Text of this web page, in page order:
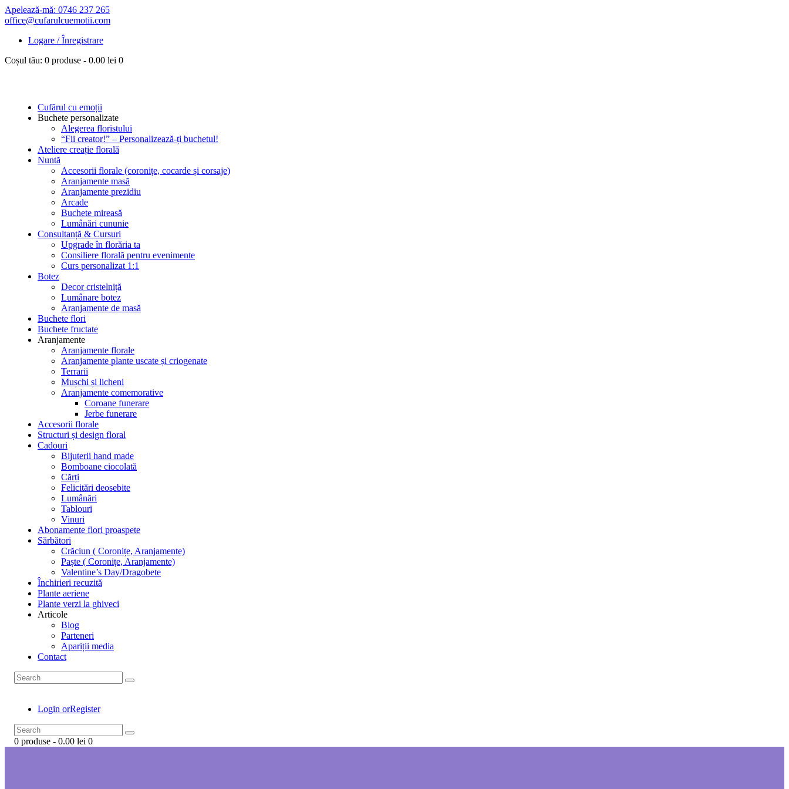
Apelează-mă: 0746 237 265
office@cufarulcuemotii.com
Logare / Înregistrare
Coșul tău: 0 produse - 0.00 lei 0
Cufărul cu emoții
Buchete personalizate
Alegerea floristului
“Fii creator!” – Personalizează-ți buchetul!
Ateliere creație florală
Nuntă
Accesorii florale (coronițe, cocarde și corsaje)
Aranjamente masă
Aranjamente prezidiu
Arcade
Buchete mireasă
Lumânări cununie
Consultanță & Cursuri
Upgrade în florăria ta
Consiliere florală pentru evenimente
Curs personalizat 1:1
Botez
Decor cristelniță
Lumânare botez
Aranjamente de masă
Buchete flori
Buchete fructate
Aranjamente
Aranjamente florale
Aranjamente plante uscate și criogenate
Terrarii
Mușchi și licheni
Aranjamente comemorative
Coroane funerare
Jerbe funerare
Accesorii florale
Structuri și design floral
Cadouri
Bijuterii hand made
Bomboane ciocolată
Cărți
Felicitări deosebite
Lumânări
Tablouri
Vinuri
Abonamente flori proaspete
Sărbători
Crăciun ( Coronițe, Aranjamente)
Paște ( Coronițe, Aranjamente)
Valentine’s Day/Dragobete
Închirieri recuzită
Plante aeriene
Plante verzi la ghiveci
Articole
Blog
Parteneri
Apariții media
Contact
Login orRegister
0 produse - 0.00 lei 0